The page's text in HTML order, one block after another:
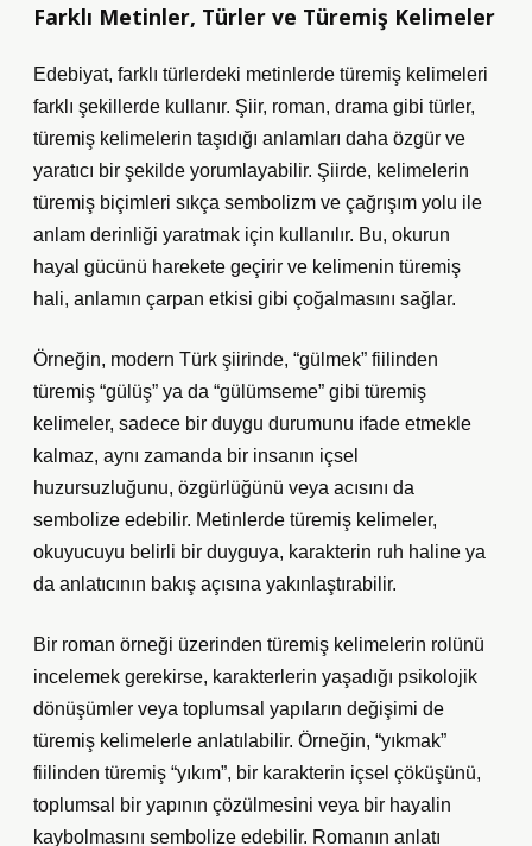
Farklı Metinler, Türler ve Türemiş Kelimeler
Edebiyat, farklı türlerdeki metinlerde türemiş kelimeleri
farklı şekillerde kullanır. Şiir, roman, drama gibi türler,
türemiş kelimelerin taşıdığı anlamları daha özgür ve
yaratıcı bir şekilde yorumlayabilir. Şiirde, kelimelerin
türemiş biçimleri sıkça sembolizm ve çağrışım yolu ile
anlam derinliği yaratmak için kullanılır. Bu, okurun
hayal gücünü harekete geçirir ve kelimenin türemiş
hali, anlamın çarpan etkisi gibi çoğalmasını sağlar.
Örneğin, modern Türk şiirinde, “gülmek” fiilinden
türemiş “gülüş” ya da “gülümseme” gibi türemiş
kelimeler, sadece bir duygu durumunu ifade etmekle
kalmaz, aynı zamanda bir insanın içsel
huzursuzluğunu, özgürlüğünü veya acısını da
sembolize edebilir. Metinlerde türemiş kelimeler,
okuyucuyu belirli bir duyguya, karakterin ruh haline ya
da anlatıcının bakış açısına yakınlaştırabilir.
Bir roman örneği üzerinden türemiş kelimelerin rolünü
incelemek gerekirse, karakterlerin yaşadığı psikolojik
dönüşümler veya toplumsal yapıların değişimi de
türemiş kelimelerle anlatılabilir. Örneğin, “yıkmak”
fiilinden türemiş “yıkım”, bir karakterin içsel çöküşünü,
toplumsal bir yapının çözülmesini veya bir hayalin
kaybolmasını sembolize edebilir. Romanın anlatı